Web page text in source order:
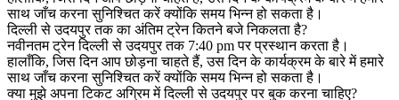
साथ जाँच करना सुनिश्चित करें क्योंकि समय भिन्न हो सकता है।
दिल्ली से उदयपुर तक का अंतिम ट्रेन कितने बजे निकलता है?
नवीनतम ट्रेन दिल्ली से उदयपुर तक 7:40 pm पर प्रस्थान करता है।
हालाँकि, जिस दिन आप छोड़ना चाहते हैं, उस दिन के कार्यक्रम के बारे में हमारे
साथ जाँच करना सुनिश्चित करें क्योंकि समय भिन्न हो सकता है।
क्या मुझे अपना टिकट अग्रिम में दिल्ली से उदयपुर पर बुक करना चाहिए?